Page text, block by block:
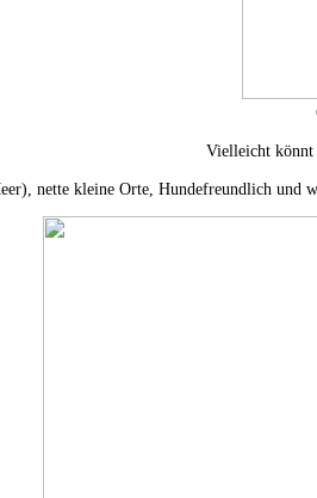
Vielleicht könnt
nette kleine Orte, Hundefreundlich und